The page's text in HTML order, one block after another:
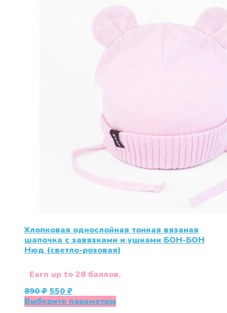
на
странице
товара.
Хлопковая однослойная тонкая вязаная
шапочка с завязками и ушками БОН-БОН
Нюд (светло-розовая)
Earn up to 28 баллов.
890₽ Первоначальная
цена
550₽Текущая
цена:
Выберите параметры